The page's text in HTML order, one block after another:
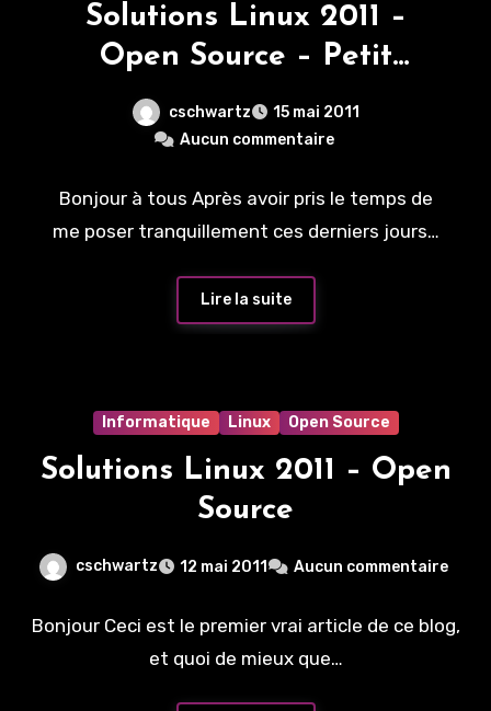
Solutions Linux 2011 –
Open Source – Petit
récapitulatif
cschwartz
15 mai 2011
Aucun commentaire
Bonjour à tous Après avoir pris le temps de
me poser tranquillement ces derniers jours…
Lire la suite
Informatique Linux Open Source
Solutions Linux 2011 – Open
Source
cschwartz 12 mai 2011 Aucun commentaire
Bonjour Ceci est le premier vrai article de ce blog,
et quoi de mieux que…